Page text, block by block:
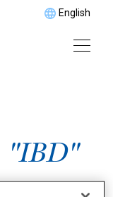
English
"IBD"